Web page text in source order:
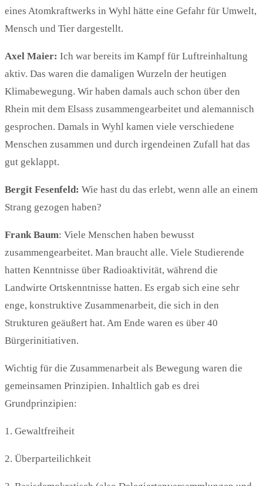
eines Atomkraftwerks in Wyhl hätte eine Gefahr für Umwelt,
Mensch und Tier dargestellt.
Axel Maier: Ich war bereits im Kampf für Luftreinhaltung
aktiv. Das waren die damaligen Wurzeln der heutigen
Klimabewegung. Wir haben damals auch schon über den
Rhein mit dem Elsass zusammengearbeitet und alemannisch
gesprochen. Damals in Wyhl kamen viele verschiedene
Menschen zusammen und durch irgendeinen Zufall hat das
gut geklappt.
Bergit Fesenfeld: Wie hast du das erlebt, wenn alle an einem
Strang gezogen haben?
FrankBaum: Viele Menschen haben bewusst
zusammengearbeitet. Man braucht alle. Viele Studierende
hatten Kenntnisse über Radioaktivität, während die
Landwirte Ortskenntnisse hatten. Es ergab sich eine sehr
enge, konstruktive Zusammenarbeit, die sich in den
Strukturen geäußert hat. Am Ende waren es über 40
Bürgerinitiativen.
Wichtig für die Zusammenarbeit als Bewegung waren die
gemeinsamen Prinzipien. Inhaltlich gab es drei
Grundprinzipien:
1. Gewaltfreiheit
2. Überparteilichkeit